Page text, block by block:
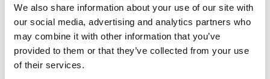
We also share information about your use of our site with
our social media, advertising and analytics partners who
may combine it with other information that you’ve
provided to them or that they’ve collected from your use
of their services.
Hotels & Sportresort Fleesensee